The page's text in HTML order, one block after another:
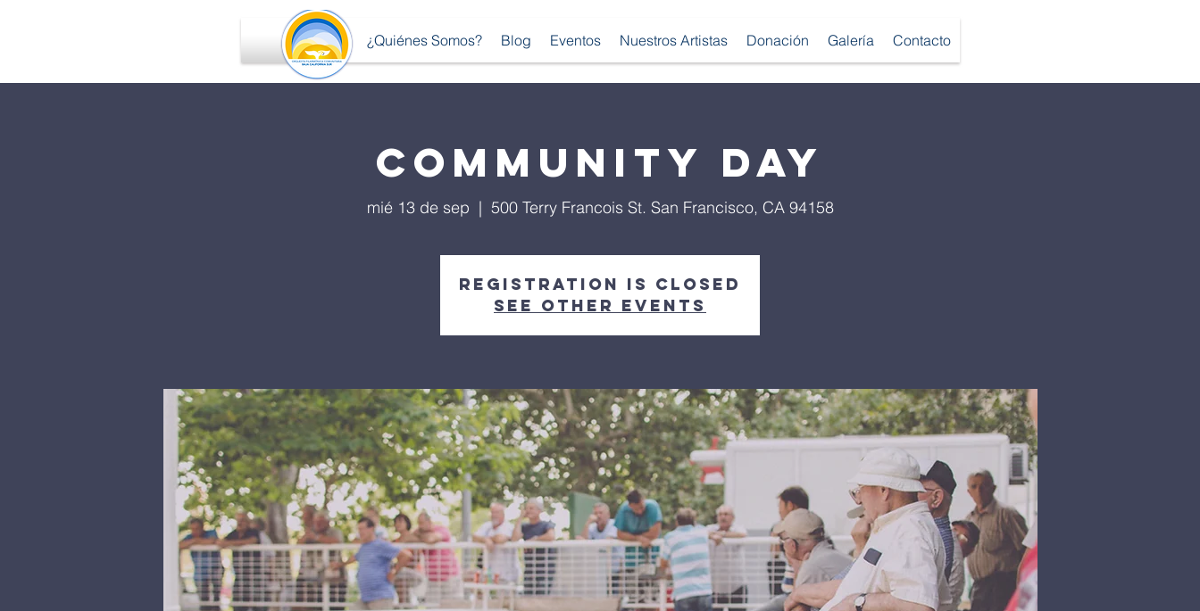
Inicio ¿Quiénes Somos? Blog Eventos Nuestros Artistas Donación Galería Contacto
Community Day
mié 13 de sep
  |
500 Terry Francois St. San Francisco, CA 94158
Registration is Closed
See other events